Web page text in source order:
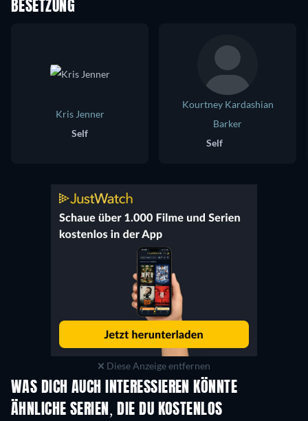
BESETZUNG
Kris Jenner
Self
Kourtney Kardashian
Barker
Self
Diese Anzeige entfernen
WAS DICH AUCH INTERESSIEREN KÖNNTE
Serie Serie
ÄHNLICHE SERIEN, DIE DU KOSTENLOS